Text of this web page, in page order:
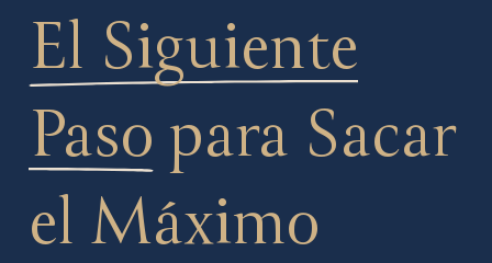
El Siguiente
Paso para Sacar
el Máximo